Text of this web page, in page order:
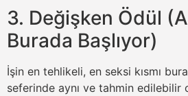
3. Değişken Ödül
Burada Başlıyor)
İşin en tehlikeli, en seksi kısmı
seferinde aynı ve tahmin edilebilir